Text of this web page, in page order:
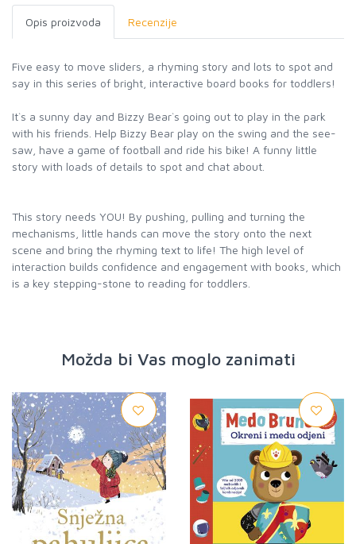
Opis proizvoda Recenzije
Five easy to move sliders, a rhyming story and lots to spot and
say in this series of bright, interactive board books for toddlers!
It`s a sunny day and Bizzy Bear`s going out to play in the park
with his friends. Help Bizzy Bear play on the swing and the see-
saw, have a game of football and ride his bike! A funny little
story with loads of details to spot and chat about.
This story needs YOU! By pushing, pulling and turning the
mechanisms, little hands can move the story onto the next
scene and bring the rhyming text to life! The high level of
interaction builds confidence and engagement with books, which
is a key stepping-stone to reading for toddlers.
Možda bi Vas moglo zanimati